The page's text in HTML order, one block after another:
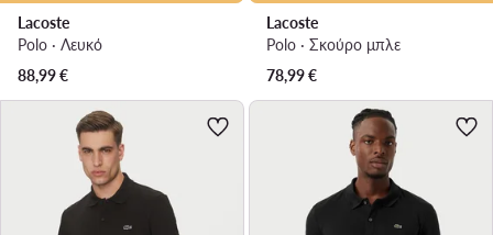
Lacoste
Polo · Λευκό
88,99€
Lacoste
Polo · Σκούρο μπλε
78,99€